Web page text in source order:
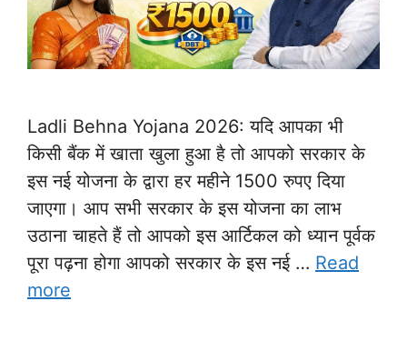
Ladli Behna Yojana 2026: यदि आपका भी
किसी बैंक में खाता खुला हुआ है तो आपको सरकार के
इस नई योजना के द्वारा हर महीने 1500 रुपए दिया
जाएगा। आप सभी सरकार के इस योजना का लाभ
उठाना चाहते हैं तो आपको इस आर्टिकल को ध्यान पूर्वक
पूरा पढ़ना होगा आपको सरकार के इस नई … Read
more